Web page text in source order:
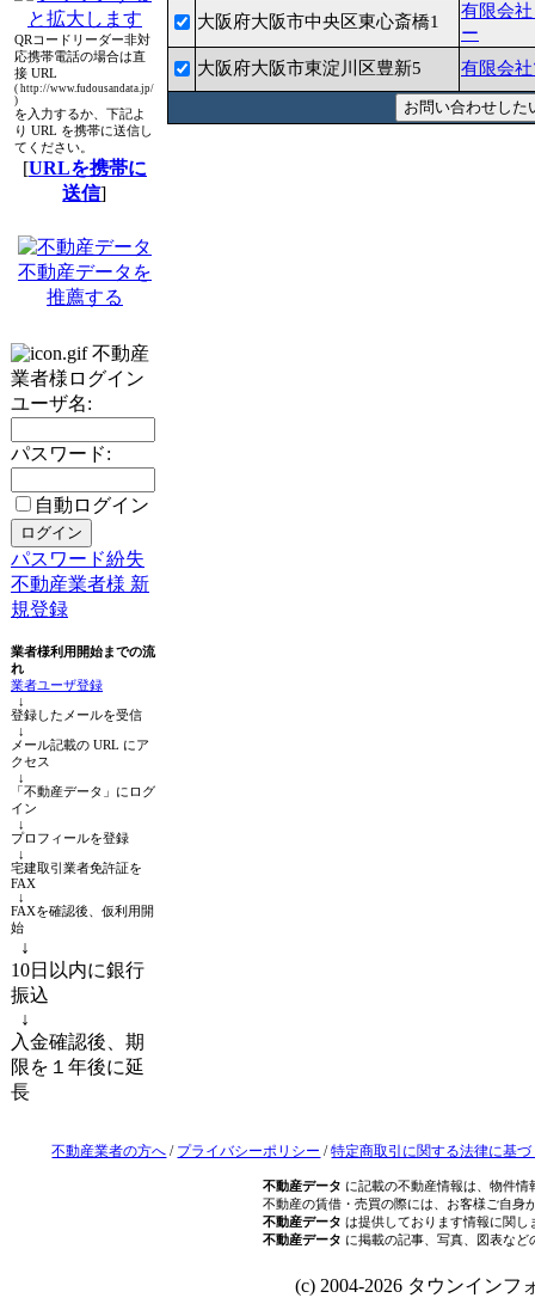
QRコードリーダー非対
応携帯電話の場合は直
接 URL
( http://www.fudousandata.jp/
)
を入力するか、下記よ
り URL を携帯に送信し
てください。
[URLを携帯に
送信]
不動産データを
推薦する
不動産
業者様ログイン
ユーザ名:
パスワード:
自動ログイン
パスワード紛失
不動産業者様 新
規登録
業者様利用開始までの流
れ
業者ユーザ登録
↓
登録したメールを受信
↓
メール記載の URL にア
クセス
↓
「不動産データ」にログ
イン
↓
プロフィールを登録
↓
宅建取引業者免許証を
FAX
↓
FAXを確認後、仮利用開
始
↓
10日以内に銀行
振込
↓
入金確認後、期
限を１年後に延
長
大阪府大阪市中央区東心斎橋1
有限会
ー
大阪府大阪市東淀川区豊新5
有限会
不動産業者の方へ / プライバシーポリシー /特定商取引に関する法律に基
不動産データ に記載の不動産情報は、物件
不動産の賃借・売買の際には、お客様ご自身
不動産データ は提供しております情報に関し
不動産データ に掲載の記事、写真、図表な
(c) 2004-2026 タウンインフ